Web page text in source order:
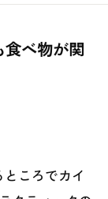
べ物が関
ころでカイ